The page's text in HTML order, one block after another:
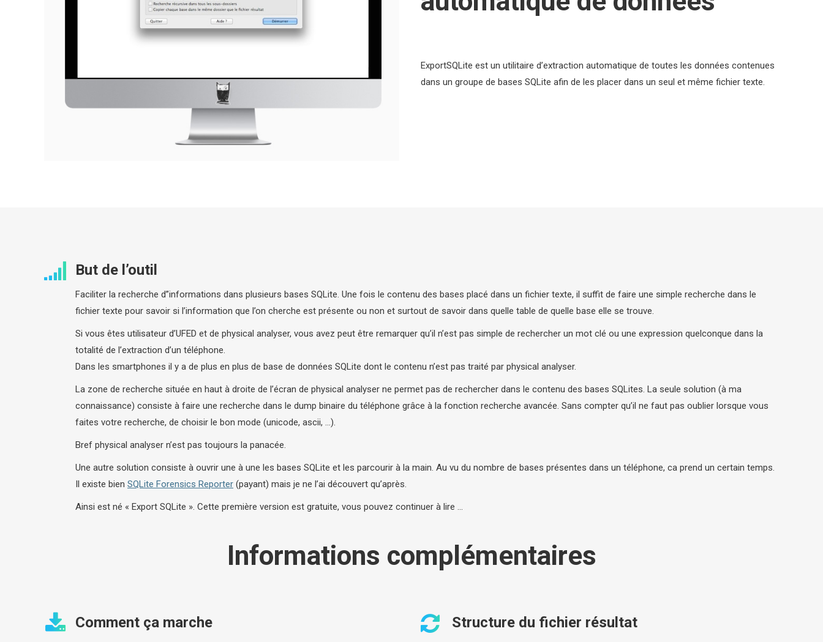
ExportSQLite est un utilitaire d’extraction automatique de toutes les données contenues
dans un groupe de bases SQLite afin de les placer dans un seul et même fichier texte.
But de l’outil
Faciliter la recherche d”informations dans plusieurs bases SQLite. Une fois le contenu des bases placé dans un fichier texte, il suffit de faire une simple recherche dans le
fichier texte pour savoir si l’information que l’on cherche est présente ou non et surtout de savoir dans quelle table de quelle base elle se trouve.
Si vous êtes utilisateur d’UFED et de physical analyser, vous avez peut être remarquer qu’il n’est pas simple de rechercher un mot clé ou une expression quelconque dans la
totalité de l’extraction d’un téléphone.
Dans les smartphones il y a de plus en plus de base de données SQLite dont le contenu n’est pas traité par physical analyser.
La zone de recherche située en haut à droite de l’écran de physical analyser ne permet pas de rechercher dans le contenu des bases SQLites. La seule solution (à ma
connaissance) consiste à faire une recherche dans le dump binaire du téléphone grâce à la fonction recherche avancée. Sans compter qu’il ne faut pas oublier lorsque vous
faites votre recherche, de choisir le bon mode (unicode, ascii, …).
Bref physical analyser n’est pas toujours la panacée.
Une autre solution consiste à ouvrir une à une les bases SQLite et les parcourir à la main. Au vu du nombre de bases présentes dans un téléphone, ca prend un certain temps.
Il existe bien SQLite Forensics Reporter (payant) mais je ne l’ai découvert qu’après.
Ainsi est né « Export SQLite ». Cette première version est gratuite, vous pouvez continuer à lire …
Informations complémentaires
Comment ça marche Structure du fichier résultat